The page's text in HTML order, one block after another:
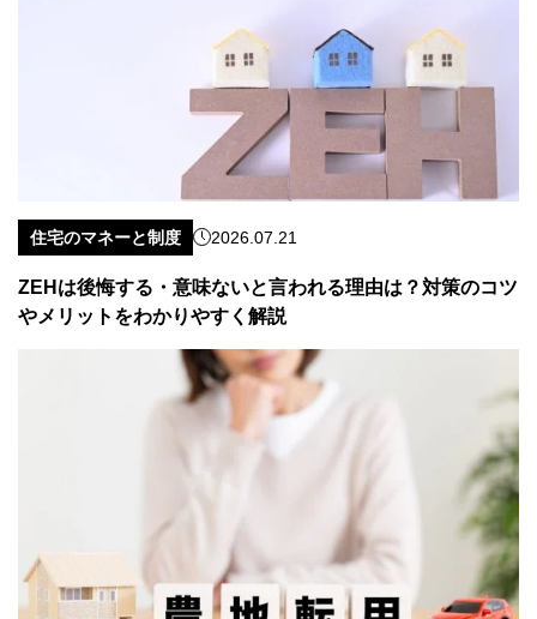
住宅のマネーと制度 2026.07.21
ZEHは後悔する・意味ないと言われる理由は？対策のコツ
やメリットをわかりやすく解説